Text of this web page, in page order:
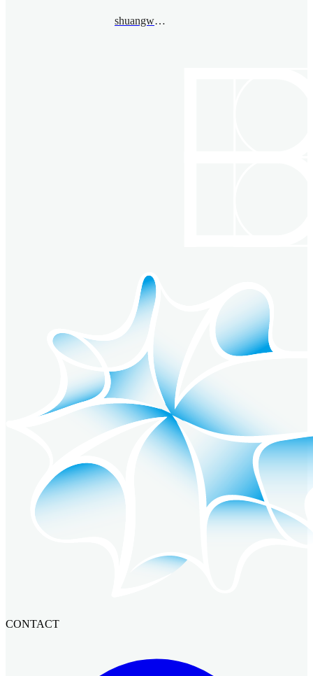
shuangwu@bimsa.cn
CONTACT